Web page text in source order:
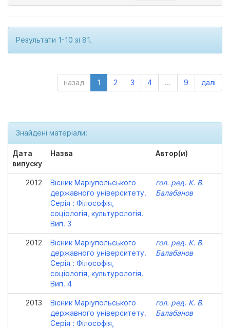
Результати 1-10 зі 81.
назад 1 2 3 4 ... 9 далі
Знайдені матеріали:
Дата
випуску
Назва Автор(и)
2012
Вісник Маріупольського
державного університету.
Серія : Філософія,
соціологія, культурологія.
Вип. 3
гол. ред. К. В.
Балабанов
2012
Вісник Маріупольського
державного університету.
Серія : Філософія,
соціологія, культурологія.
Вип. 4
гол. ред. К. В.
Балабанов
2013
Вісник Маріупольського
державного університету.
Серія : Філософія,
гол. ред. К. В.
Балабанов